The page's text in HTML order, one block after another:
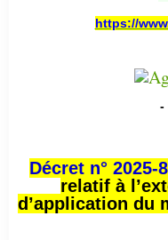
https://
-
Décret n° 2025-
relatif à
d’application du